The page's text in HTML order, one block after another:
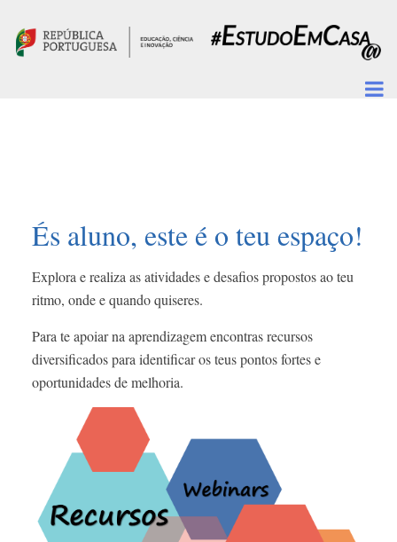
És aluno, este é o teu espaço!
Explora e realiza as atividades e desafios propostos ao teu
ritmo, onde e quando quiseres.
Para te apoiar na aprendizagem encontras recursos
diversificados para identificar os teus pontos fortes e
oportunidades de melhoria.